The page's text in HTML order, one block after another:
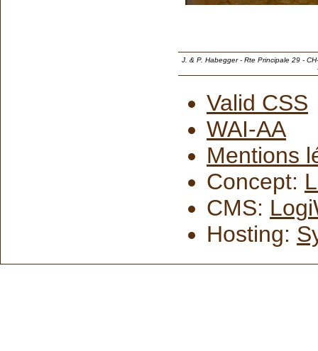
J. & P. Habegger - Rte Principale 29 -
Valid CSS
WAI-AA
Mentions
Concept:
CMS:
Hosting: